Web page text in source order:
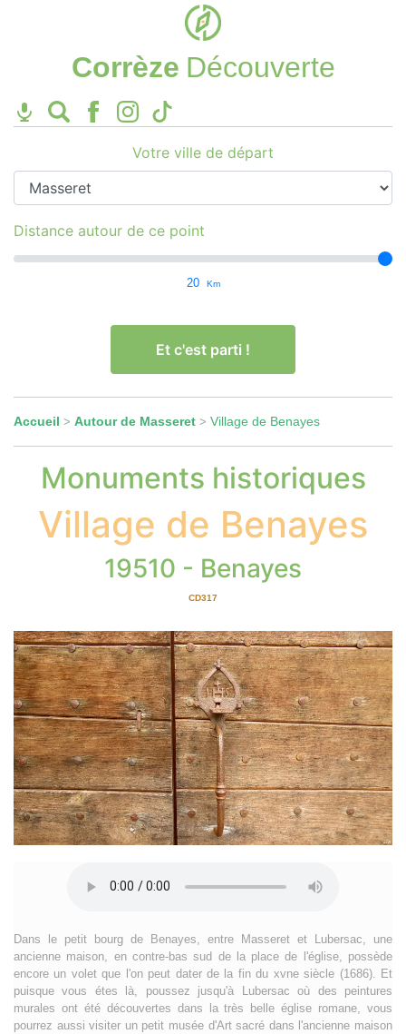
Corrèze Découverte
Votre ville de départ
Distance autour de ce point
20 Km
Et c'est parti !
Accueil > Autour de Masseret > Village de Benayes
Monuments historiques
Village de Benayes
19510 - Benayes
CD317
Dans le petit bourg de Benayes, entre Masseret et Lubersac, une
ancienne maison, en contre-bas sud de la place de l'église, possède
encore un volet que l'on peut dater de la fin du xvne siècle (1686). Et
puisque vous étes là, poussez jusqu'à Lubersac où des peintures
murales ont été découvertes dans la très belle église romane, vous
pourrez aussi visiter un petit musée d'Art sacré dans l'ancienne maison